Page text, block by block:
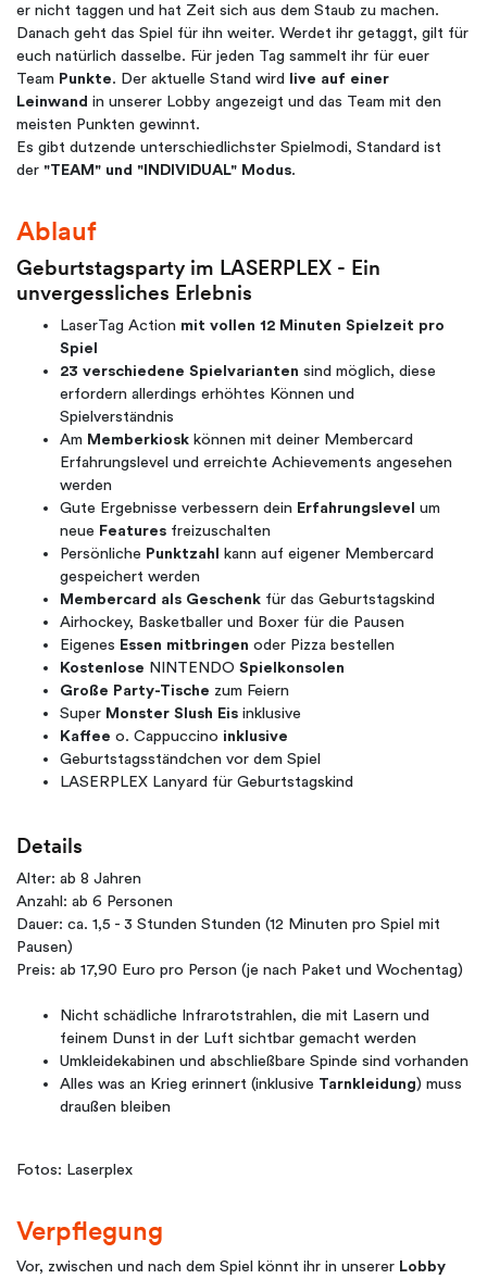
er nicht taggen und hat Zeit sich aus dem Staub zu machen.
Danach geht das Spiel für ihn weiter. Werdet ihr getaggt, gilt für
euch natürlich dasselbe. Für jeden Tag sammelt ihr für euer
Team Punkte. Der aktuelle Stand wird
live auf einer
Leinwand in unserer Lobby angezeigt und das Team mit den
meisten Punkten gewinnt.
Es gibt dutzende unterschiedlichster Spielmodi, Standard ist
der "TEAM" und "INDIVIDUAL" Modus.
Ablauf
Geburtstagsparty im LASERPLEX - Ein
unvergessliches Erlebnis
LaserTag Action mit vollen 12 Minuten Spielzeit pro
Spiel
23 verschiedene Spielvarianten sind möglich, diese
erfordern allerdings erhöhtes Können und
Spielverständnis
Am Memberkiosk können mit deiner Membercard
Erfahrungslevel und erreichte Achievements angesehen
werden
Gute Ergebnisse verbessern dein Erfahrungslevel um
neue Features freizuschalten
Persönliche Punktzahl
kann auf eigener Membercard
gespeichert werden
Membercard als Geschenk für das Geburtstagskind
Airhockey, Basketballer und Boxer für die Pausen
Eigenes Essen mitbringen oder Pizza bestellen
Kostenlose NINTENDO Spielkonsolen
Große Party-Tische zum Feiern
Super Monster Slush Eis inklusive
Kaffee o. Cappuccino inklusive
Geburtstagsständchen vor dem Spiel
LASERPLEX Lanyard für Geburtstagskind
Details
Alter: ab 8 Jahren
Anzahl: ab 6 Personen
Dauer: ca. 1,5 - 3 Stunden Stunden (12 Minuten pro Spiel mit
Pausen)
Preis: ab 17,90 Euro pro Person (je nach Paket und Wochentag)
Nicht schädliche Infrarotstrahlen, die mit Lasern und
feinem Dunst in der Luft sichtbar gemacht werden
Umkleidekabinen und abschließbare Spinde sind vorhanden
Alles was an Krieg erinnert (inklusive Tarnkleidung) muss
draußen bleiben
Fotos: Laserplex
Verpflegung
Vor, zwischen und nach dem Spiel könnt ihr in unserer Lobby